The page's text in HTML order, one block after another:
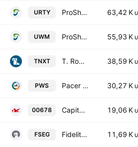
URTY ProShares UltraPro Russell2000 63,42 K
UWM ProShares Ultra Russell2000 55,93 K
TNXT T. Rowe Price Innovation Leaders ETF 38,59 K
PWS Pacer WealthShield ETF 30,27 K
00678 Capital Nasdaq Biotechnology Index ETF 19,06 K
FSEG Fidelity Enhanced Small Cap Growth ETF 11,69 K